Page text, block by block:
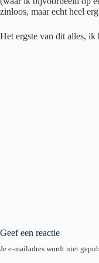
zinloos, maar echt heel
Het ergste van dit alles,
Geef een reactie
Je e-mailadres wordt niet